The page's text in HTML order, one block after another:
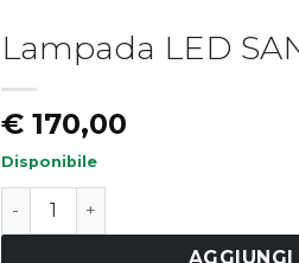
Lampada LED
€ 170,00
Disponibile
Lampada LED SAND quantità
AGGIUNGI